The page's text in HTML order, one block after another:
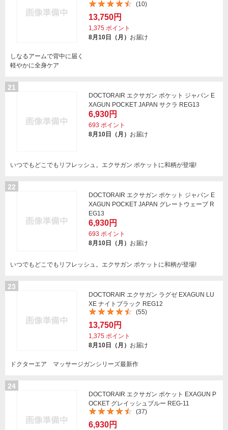
(10)
13,750円
1,375 ポイント
8月10日（月） お届け
しなるアームで背中に届く
軽やかに全身ケア
21
DOCTORAIR エクサガン ポケット ジャパン E
XAGUN POCKET JAPAN サクラ REG13
6,930円
693 ポイント
8月10日（月） お届け
いつでもどこでもリフレッシュ。エクサガン ポケットに和柄が登場!
22
DOCTORAIR エクサガン ポケット ジャパン E
XAGUN POCKET JAPAN グレートウェーブ R
EG13
6,930円
693 ポイント
8月10日（月） お届け
いつでもどこでもリフレッシュ。エクサガン ポケットに和柄が登場!
23
DOCTORAIR エクサガン ラグゼ EXAGUN LU
XE ナイトブラック REG12
(55)
13,750円
1,375 ポイント
8月10日（月） お届け
ドクターエア マッサージガンシリーズ最新作
24
DOCTORAIR エクサガン ポケット EXAGUN P
OCKET グレイッシュブルー REG-11
(37)
6,930円